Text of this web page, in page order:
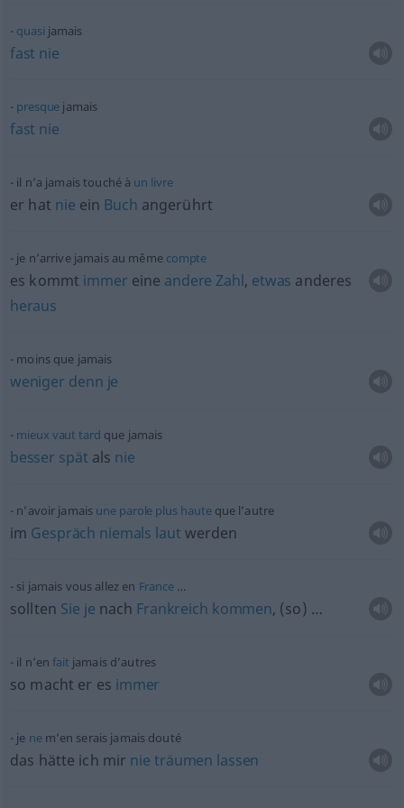
quasi jamais
fast nie
presque jamais
fast nie
il n’a jamais touché à un livre
er hat nie ein Buch angerührt
je n’arrive jamais au même compte
es kommt immer eine andere Zahl, etwas anderes
heraus
moins que jamais
weniger denn je
mieux vaut tard que jamais
besser spät als nie
n’avoir jamais une parole plus hauteque l’autre
im Gespräch niemals laut werden
si jamais vous allez en France…
sollten Sie je nach Frankreich kommen, (so) …
il n’enfait jamais d’autres
so macht er es immer
je nem’en serais jamais douté
das hätte ich mir nie träumen lassen